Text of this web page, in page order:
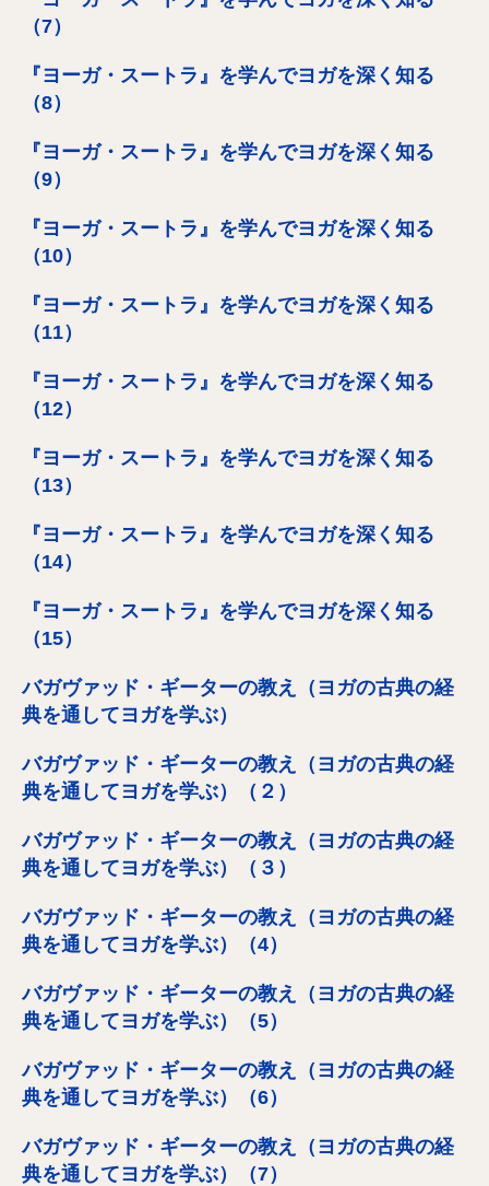
（7）
『ヨーガ・スートラ』を学んでヨガを深く知る
（8）
『ヨーガ・スートラ』を学んでヨガを深く知る
（9）
『ヨーガ・スートラ』を学んでヨガを深く知る
（10）
『ヨーガ・スートラ』を学んでヨガを深く知る
（11）
『ヨーガ・スートラ』を学んでヨガを深く知る
（12）
『ヨーガ・スートラ』を学んでヨガを深く知る
（13）
『ヨーガ・スートラ』を学んでヨガを深く知る
（14）
『ヨーガ・スートラ』を学んでヨガを深く知る
（15）
バガヴァッド・ギーターの教え（ヨガの古典の経
典を通してヨガを学ぶ）
バガヴァッド・ギーターの教え（ヨガの古典の経
典を通してヨガを学ぶ）（２）
バガヴァッド・ギーターの教え（ヨガの古典の経
典を通してヨガを学ぶ）（３）
バガヴァッド・ギーターの教え（ヨガの古典の経
典を通してヨガを学ぶ）（4）
バガヴァッド・ギーターの教え（ヨガの古典の経
典を通してヨガを学ぶ）（5）
バガヴァッド・ギーターの教え（ヨガの古典の経
典を通してヨガを学ぶ）（6）
バガヴァッド・ギーターの教え（ヨガの古典の経
典を通してヨガを学ぶ）（7）